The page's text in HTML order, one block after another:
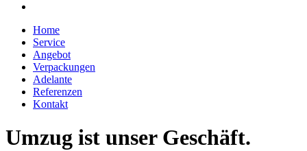
Home
Service
Angebot
Verpackungen
Adelante
Referenzen
Kontakt
Umzug ist unser Geschäft.